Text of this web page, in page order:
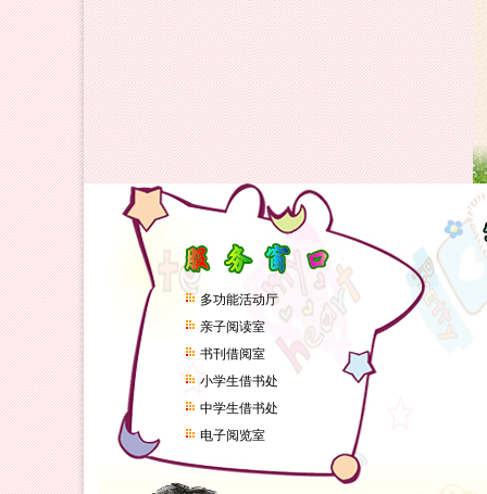
多功能活动厅
亲子阅读室
书刊借阅室
小学生借书处
中学生借书处
电子阅览室